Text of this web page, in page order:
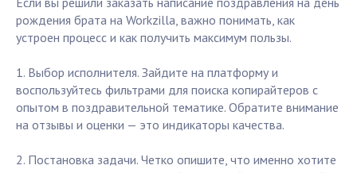
рождения брата на Workzilla, важно понимать, как
устроен процесс и как получить максимум пользы.
1. Выбор исполнителя. Зайдите на платформу и
воспользуйтесь фильтрами для поиска копирайтеров с
опытом в поздравительной тематике. Обратите внимание
на отзывы и оценки — это индикаторы качества.
2. Постановка задачи. Четко опишите, что именно хотите